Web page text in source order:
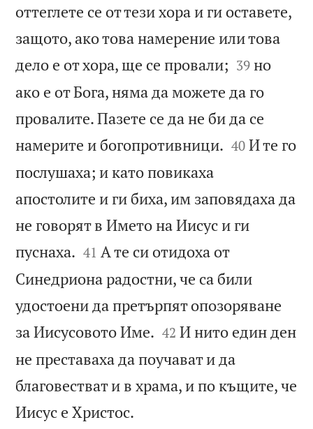
оттеглете се от тези хора и ги оставете,
защото, ако това намерение или това
дело е от хора, ще се провали; 

39 но
ако е от Бога, няма да можете да го
провалите. Пазете се да не би да се
намерите и богопротивници. 

40 И те го
послушаха; и като повикаха
апостолите и ги биха, им заповядаха да
не говорят в Името на Иисус и ги
пуснаха. 

41 А те си отидоха от
Синедриона радостни, че са били
удостоени да претърпят опозоряване
за Иисусовото Име. 

42 И нито един ден
не преставаха да поучават и да
благовестват и в храма, и по къщите, че
Иисус е Христос.